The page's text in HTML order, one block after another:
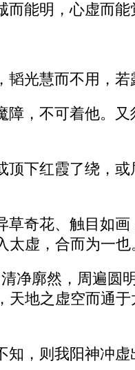
能明，心虚而能
光慧而不用，若
，不可着他。
下红霞了绕，
奇花、触目如
虚，合而为一也
净廓然，周遍圆
地之虚空而通于
，则我阳神冲